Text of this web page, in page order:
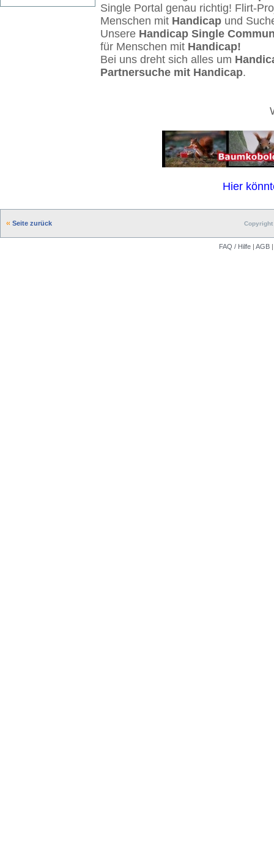
Single Portal genau richtig! Flirt-
Menschen mit Handicapund
Unsere Handicap Single
für Menschen mit Handicap!
Bei uns dreht sich alles um
Partnersuche mit Handicap.
Hier
Seite zurück
FAQ / Hilfe | AGB